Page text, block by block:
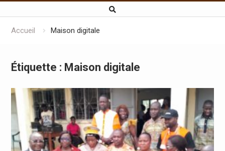
Accueil Maison digitale
Étiquette : Maison digitale